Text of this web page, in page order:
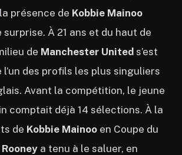
présence de Kobbie Mainoo
surprise. À 21 ans et du haut de
de Manchester United s’est
l’un des profils les plus singuliers
Avant la compétition, le jeune
comptait déjà 14 sélections. À la
de Kobbie Mainoo en Coupe du
a tenu à le saluer, en